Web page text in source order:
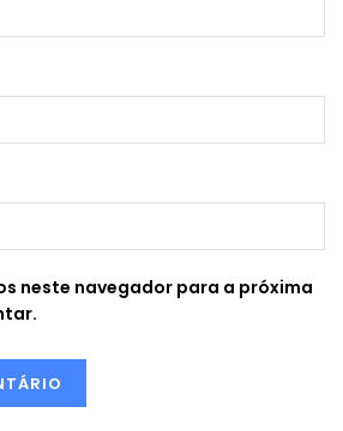
neste navegador para a próxima